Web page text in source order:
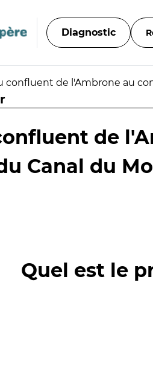
Diagnostic
confluent de l'Ambrone au
de
Canal du
Quel est le